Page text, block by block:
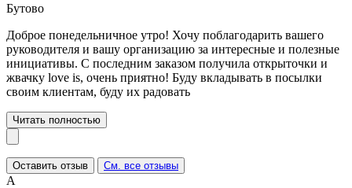
Бутово
Доброе понедельничное утро! Хочу поблагодарить вашего
руководителя и вашу организацию за интересные и полезные
инициативы. С последним заказом получила открыточки и
жвачку love is, очень приятно! Буду вкладывать в посылки
своим клиентам, буду их радовать
Читать полностью
Оставить отзыв См. все отзывы
А